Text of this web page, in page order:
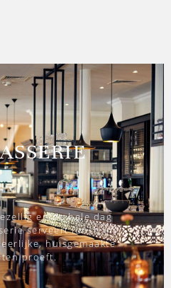
en de hele dag
serveert lunch en
huisgemaakte
proeft.